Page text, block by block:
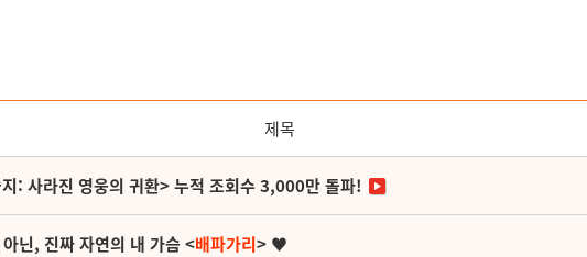
제목
: 사라진 영웅의 귀환> 누적 조회수 3,000만 돌파!
닌, 진짜 자연의 내 가슴 <배파가리> ♥